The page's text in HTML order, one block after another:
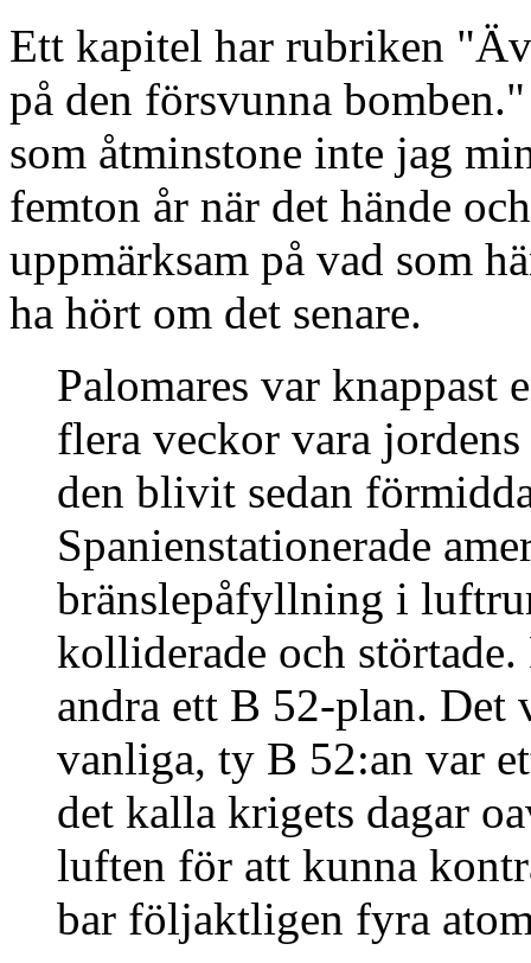
Ett kapitel har rubriken
på den försvunna
som åtminstone inte jag
femton år när det hände
uppmärksam på vad som
ha hört om det senare.
Palomares var
flera veckor vara
den blivit sedan
Spanienstationerade
bränslepåfyllning i
kolliderade och
andra ett B 52-plan.
vanliga, ty B 52:an var
det kalla krigets dagar
luften för att kunna
bar följaktligen fyra